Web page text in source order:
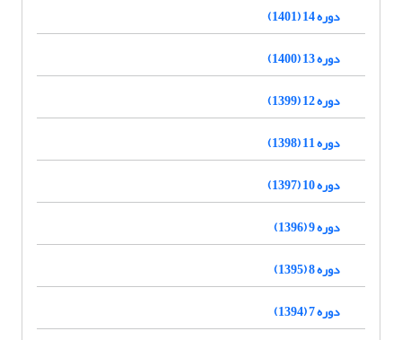
دوره 14 (1401)
دوره 13 (1400)
دوره 12 (1399)
دوره 11 (1398)
دوره 10 (1397)
دوره 9 (1396)
دوره 8 (1395)
دوره 7 (1394)